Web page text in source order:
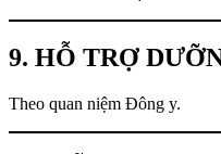
9. HỖ TRỢ
Theo quan niệm Đông y.